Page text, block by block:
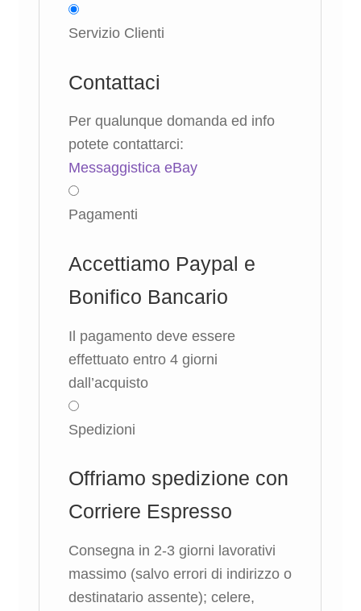
Servizio Clienti
Contattaci
Per qualunque domanda ed info
potete contattarci:
Messaggistica eBay
Pagamenti
Accettiamo Paypal e
Bonifico Bancario
Il pagamento deve essere
effettuato entro 4 giorni
dall’acquisto
Spedizioni
Offriamo spedizione con
Corriere Espresso
Consegna in 2-3 giorni lavorativi
massimo (salvo errori di indirizzo o
destinatario assente); celere,